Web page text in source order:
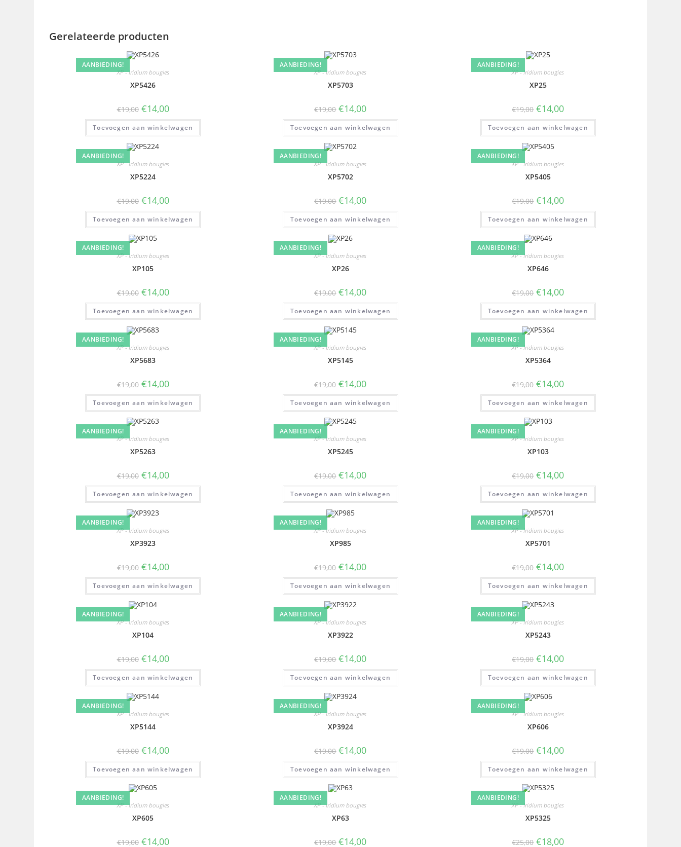
Gerelateerde producten
AANBIEDING!
XP - Iridium bougies
XP5426
€19,00 €14,00
Toevoegen aan winkelwagen
AANBIEDING!
XP - Iridium bougies
XP5703
€19,00 €14,00
Toevoegen aan winkelwagen
AANBIEDING!
XP - Iridium bougies
XP25
€19,00 €14,00
Toevoegen aan winkelwagen
AANBIEDING!
XP - Iridium bougies
XP5224
€19,00 €14,00
Toevoegen aan winkelwagen
AANBIEDING!
XP - Iridium bougies
XP5702
€19,00 €14,00
Toevoegen aan winkelwagen
AANBIEDING!
XP - Iridium bougies
XP5405
€19,00 €14,00
Toevoegen aan winkelwagen
AANBIEDING!
XP - Iridium bougies
XP105
€19,00 €14,00
Toevoegen aan winkelwagen
AANBIEDING!
XP - Iridium bougies
XP26
€19,00 €14,00
Toevoegen aan winkelwagen
AANBIEDING!
XP - Iridium bougies
XP646
€19,00 €14,00
Toevoegen aan winkelwagen
AANBIEDING!
XP - Iridium bougies
XP5683
€19,00 €14,00
Toevoegen aan winkelwagen
AANBIEDING!
XP - Iridium bougies
XP5145
€19,00 €14,00
Toevoegen aan winkelwagen
AANBIEDING!
XP - Iridium bougies
XP5364
€19,00 €14,00
Toevoegen aan winkelwagen
AANBIEDING!
XP - Iridium bougies
XP5263
€19,00 €14,00
Toevoegen aan winkelwagen
AANBIEDING!
XP - Iridium bougies
XP5245
€19,00 €14,00
Toevoegen aan winkelwagen
AANBIEDING!
XP - Iridium bougies
XP103
€19,00 €14,00
Toevoegen aan winkelwagen
AANBIEDING!
XP - Iridium bougies
XP3923
€19,00 €14,00
Toevoegen aan winkelwagen
AANBIEDING!
XP - Iridium bougies
XP985
€19,00 €14,00
Toevoegen aan winkelwagen
AANBIEDING!
XP - Iridium bougies
XP5701
€19,00 €14,00
Toevoegen aan winkelwagen
AANBIEDING!
XP - Iridium bougies
XP104
€19,00 €14,00
Toevoegen aan winkelwagen
AANBIEDING!
XP - Iridium bougies
XP3922
€19,00 €14,00
Toevoegen aan winkelwagen
AANBIEDING!
XP - Iridium bougies
XP5243
€19,00 €14,00
Toevoegen aan winkelwagen
AANBIEDING!
XP - Iridium bougies
XP5144
€19,00 €14,00
Toevoegen aan winkelwagen
AANBIEDING!
XP - Iridium bougies
XP3924
€19,00 €14,00
Toevoegen aan winkelwagen
AANBIEDING!
XP - Iridium bougies
XP606
€19,00 €14,00
Toevoegen aan winkelwagen
AANBIEDING!
XP - Iridium bougies
XP605
€19,00 €14,00
AANBIEDING!
XP - Iridium bougies
XP63
€19,00 €14,00
AANBIEDING!
XP - Iridium bougies
XP5325
€25,00 €18,00